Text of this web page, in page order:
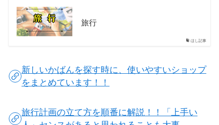
ほし記事
旅行
新しいかばんを探す時に、使いやすいショップ
をまとめています！！
旅行計画の立て方を順番に解説！！「上手い